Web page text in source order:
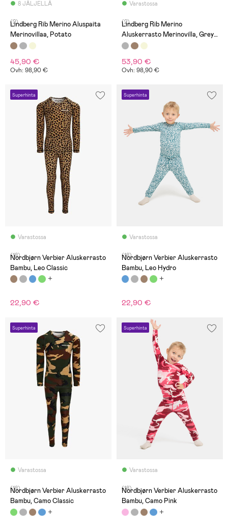
8 JÄLJELLÄ
(2)
Lindberg Rib Merino Aluspaita
Merinovillaa, Potato
45,90 €
Ovh: 98,90 €
Varastossa
(2)
Lindberg Rib Merino
Aluskerrasto Merinovilla, Grey
Melange
53,90 €
Ovh: 98,90 €
Superhinta
Varastossa
(18)
Nordbjørn Verbier Aluskerrasto
Bambu, Leo Classic
22,90 €
Superhinta
Varastossa
(18)
Nordbjørn Verbier Aluskerrasto
Bambu, Leo Hydro
22,90 €
Superhinta
Varastossa
(18)
Nordbjørn Verbier Aluskerrasto
Bambu, Camo Classic
Superhinta
Varastossa
(18)
Nordbjørn Verbier Aluskerrasto
Bambu, Camo Pink